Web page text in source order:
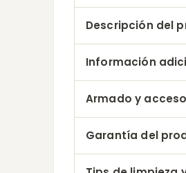
Descripción del
Información
Armado y
Garantía del